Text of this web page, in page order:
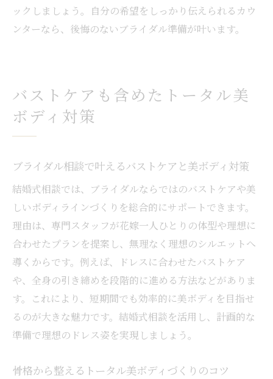
ックしましょう。自分の希望をしっかり伝えられるカウ
ンターなら、後悔のないブライダル準備が叶います。
バストケアも含めたトータル美
ボディ対策
ブライダル相談で叶えるバストケアと美ボディ対策
結婚式相談では、ブライダルならではのバストケアや美
しいボディラインづくりを総合的にサポートできます。
理由は、専門スタッフが花嫁一人ひとりの体型や理想に
合わせたプランを提案し、無理なく理想のシルエットへ
導くからです。例えば、ドレスに合わせたバストケア
や、全身の引き締めを段階的に進める方法などがありま
す。これにより、短期間でも効率的に美ボディを目指せ
るのが大きな魅力です。結婚式相談を活用し、計画的な
準備で理想のドレス姿を実現しましょう。
骨格から整えるトータル美ボディづくりのコツ